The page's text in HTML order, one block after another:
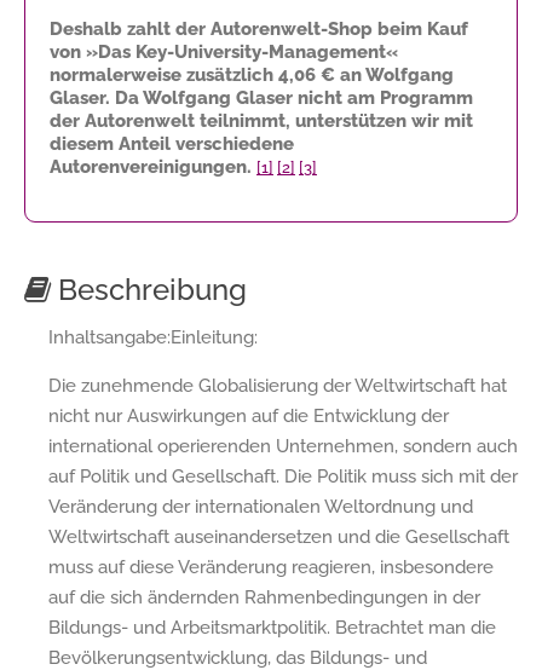
Deshalb zahlt der Autorenwelt-Shop beim Kauf
von »Das Key-University-Management«
normalerweise zusätzlich 4,06 € an Wolfgang
Glaser. Da Wolfgang Glaser nicht am Programm
der Autorenwelt teilnimmt, unterstützen wir mit
diesem Anteil verschiedene
Autorenvereinigungen. [1] [2] [3]
Beschreibung
Inhaltsangabe:Einleitung:
Die zunehmende Globalisierung der Weltwirtschaft hat
nicht nur Auswirkungen auf die Entwicklung der
international operierenden Unternehmen, sondern auch
auf Politik und Gesellschaft. Die Politik muss sich mit der
Veränderung der internationalen Weltordnung und
Weltwirtschaft auseinandersetzen und die Gesellschaft
muss auf diese Veränderung reagieren, insbesondere
auf die sich ändernden Rahmenbedingungen in der
Bildungs- und Arbeitsmarktpolitik. Betrachtet man die
Bevölkerungsentwicklung, das Bildungs- und